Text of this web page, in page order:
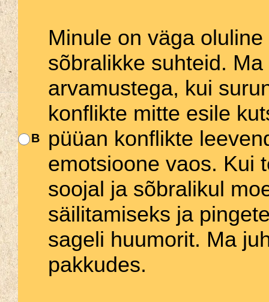
B
Minule on väga
sõbralikke suhteid.
arvamustega, kui
konflikte mitte esile
püüan konflikte
emotsioone vaos. Kui
soojal ja sõbralikul
säilitamiseks ja
sageli huumorit. Ma
pakkudes.